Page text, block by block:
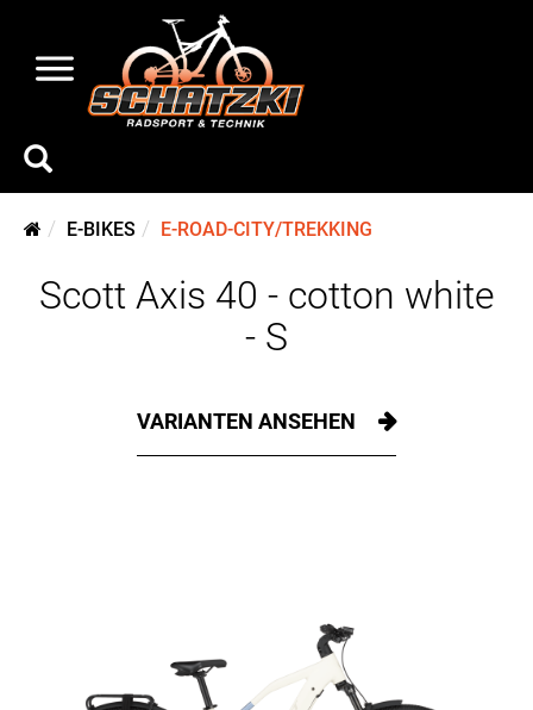
E-BIKES E-ROAD-CITY/TREKKING
Scott Axis 40 - cotton white
- S
VARIANTEN ANSEHEN